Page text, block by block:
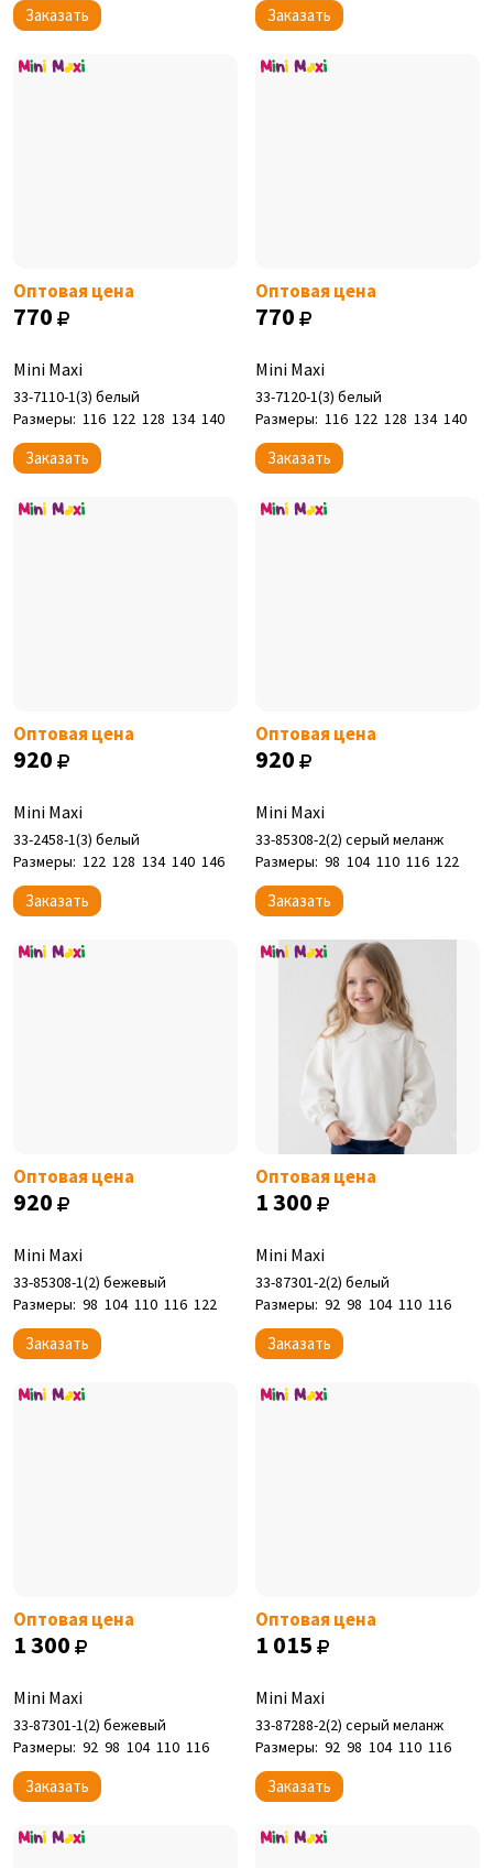
Заказать Заказать
Оптовая цена
770
Mini Maxi
33-7110-1(3) белый
Размеры: 116 122 128 134 140
Заказать
Оптовая цена
770
Mini Maxi
33-7120-1(3) белый
Размеры: 116 122 128 134 140
Заказать
Оптовая цена
920
Mini Maxi
33-2458-1(3) белый
Размеры: 122 128 134 140 146
Заказать
Оптовая цена
920
Mini Maxi
33-85308-2(2) серый меланж
Размеры: 98 104 110 116 122
Заказать
Оптовая цена
920
Mini Maxi
33-85308-1(2) бежевый
Размеры: 98 104 110 116 122
Заказать
Оптовая цена
1 300
Mini Maxi
33-87301-2(2) белый
Размеры: 92 98 104 110 116
Заказать
Оптовая цена
1 300
Mini Maxi
33-87301-1(2) бежевый
Размеры: 92 98 104 110 116
Заказать
Оптовая цена
1 015
Mini Maxi
33-87288-2(2) серый меланж
Размеры: 92 98 104 110 116
Заказать